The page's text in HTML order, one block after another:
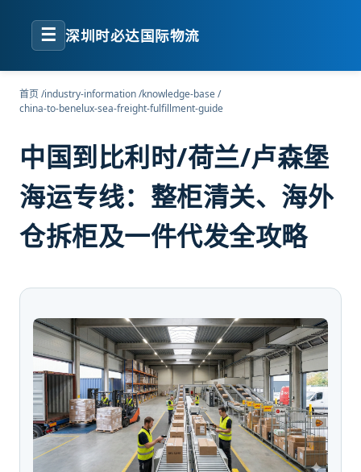
☰ 深圳时必达国际物流
首页/industry-information/knowledge-base/
china-to-benelux-sea-freight-fulfillment-guide
中国到比利时/荷兰/卢森堡
海运专线：整柜清关、海外
仓拆柜及一件代发全攻略